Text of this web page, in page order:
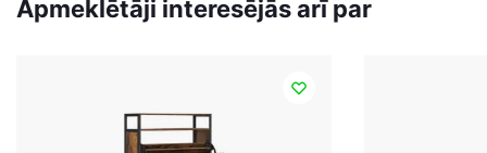
Apmeklētāji interesējās arī par